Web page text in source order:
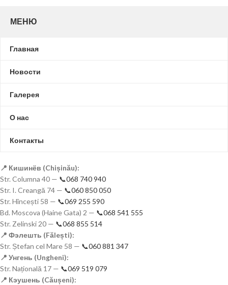
МЕНЮ
Главная
Новости
Галерея
О нас
Контакты
📍 Кишинёв (Chișinău):
Str. Columna 40 — 📞068 740 940
Str. I. Creangă 74 — 📞060 850 050
Str. Hîncești 58 — 📞069 255 590
Bd. Moscova (Haine Gata) 2 — 📞068 541 555
Str. Zelinski 20 — 📞068 855 514
📍 Фэлешть (Fălești):
Str. Ștefan cel Mare 58 — 📞060 881 347
📍 Унгень (Ungheni):
Str. Națională 17 — 📞069 519 079
📍 Кэушень (Căușeni):